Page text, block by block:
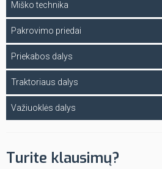
Miško technika
Pakrovimo priedai
Priekabos dalys
Traktoriaus dalys
Važiuoklės dalys
Turite klausimų?